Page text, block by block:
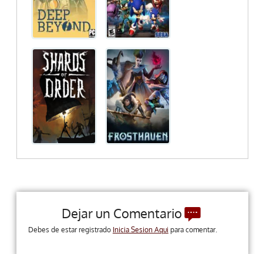
Dejar un Comentario
Debes de estar registrado Inicia Sesion Aqui para comentar.